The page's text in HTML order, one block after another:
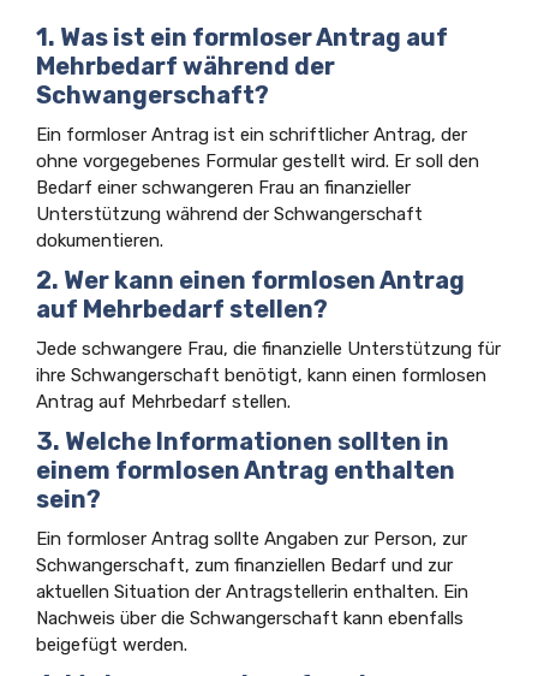
1. Was ist ein formloser Antrag auf
Mehrbedarf während der
Schwangerschaft?
Ein formloser Antrag ist ein schriftlicher Antrag, der
ohne vorgegebenes Formular gestellt wird. Er soll den
Bedarf einer schwangeren Frau an finanzieller
Unterstützung während der Schwangerschaft
dokumentieren.
2. Wer kann einen formlosen Antrag
auf Mehrbedarf stellen?
Jede schwangere Frau, die finanzielle Unterstützung für
ihre Schwangerschaft benötigt, kann einen formlosen
Antrag auf Mehrbedarf stellen.
3. Welche Informationen sollten in
einem formlosen Antrag enthalten
sein?
Ein formloser Antrag sollte Angaben zur Person, zur
Schwangerschaft, zum finanziellen Bedarf und zur
aktuellen Situation der Antragstellerin enthalten. Ein
Nachweis über die Schwangerschaft kann ebenfalls
beigefügt werden.